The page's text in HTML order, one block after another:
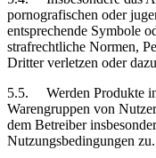
pornografischen oder
entsprechende Symbole
strafrechtliche Normen,
Dritter verletzen oder
5.5.
Werden Produkte
Warengruppen von
dem Betreiber
Nutzungsbedingungen zu.